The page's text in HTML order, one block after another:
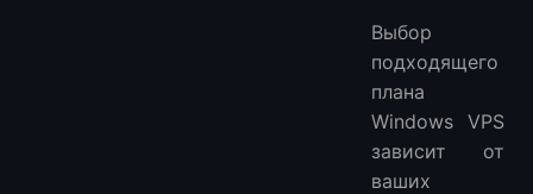
Выбор
подходящего
плана
Windows VPS
зависит от
ваших